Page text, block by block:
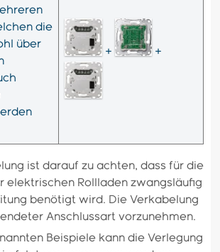
die
über
+ +
ist darauf zu achten, dass für die
elektrischen Rollladen zwangsläufig
benötigt wird. Die Verkabelung
Anschlussart vorzunehmen.
Beispiele kann die Verlegung